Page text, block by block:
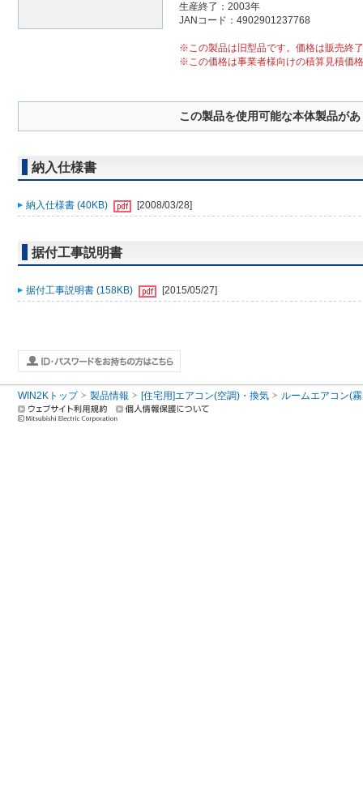
生産終了：2003年
JANコード：4902901237768
※この製品は旧型品です。価格は販売終
※この価格は事業者様向けの積算見積価
この製品を使用可能な本体製品が
納入仕様書
納入仕様書 (40KB) [2008/03/28]
据付工事説明書
据付工事説明書 (158KB) [2015/05/27]
WIN2Kトップ 製品情報 [住宅用]エアコン(空調)・換気 ルームエアコン(